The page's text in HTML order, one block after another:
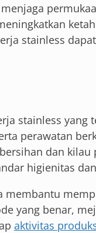
stainless
stainless
perawatan
dan
higienitas
membantu
yang benar,
aktivitas